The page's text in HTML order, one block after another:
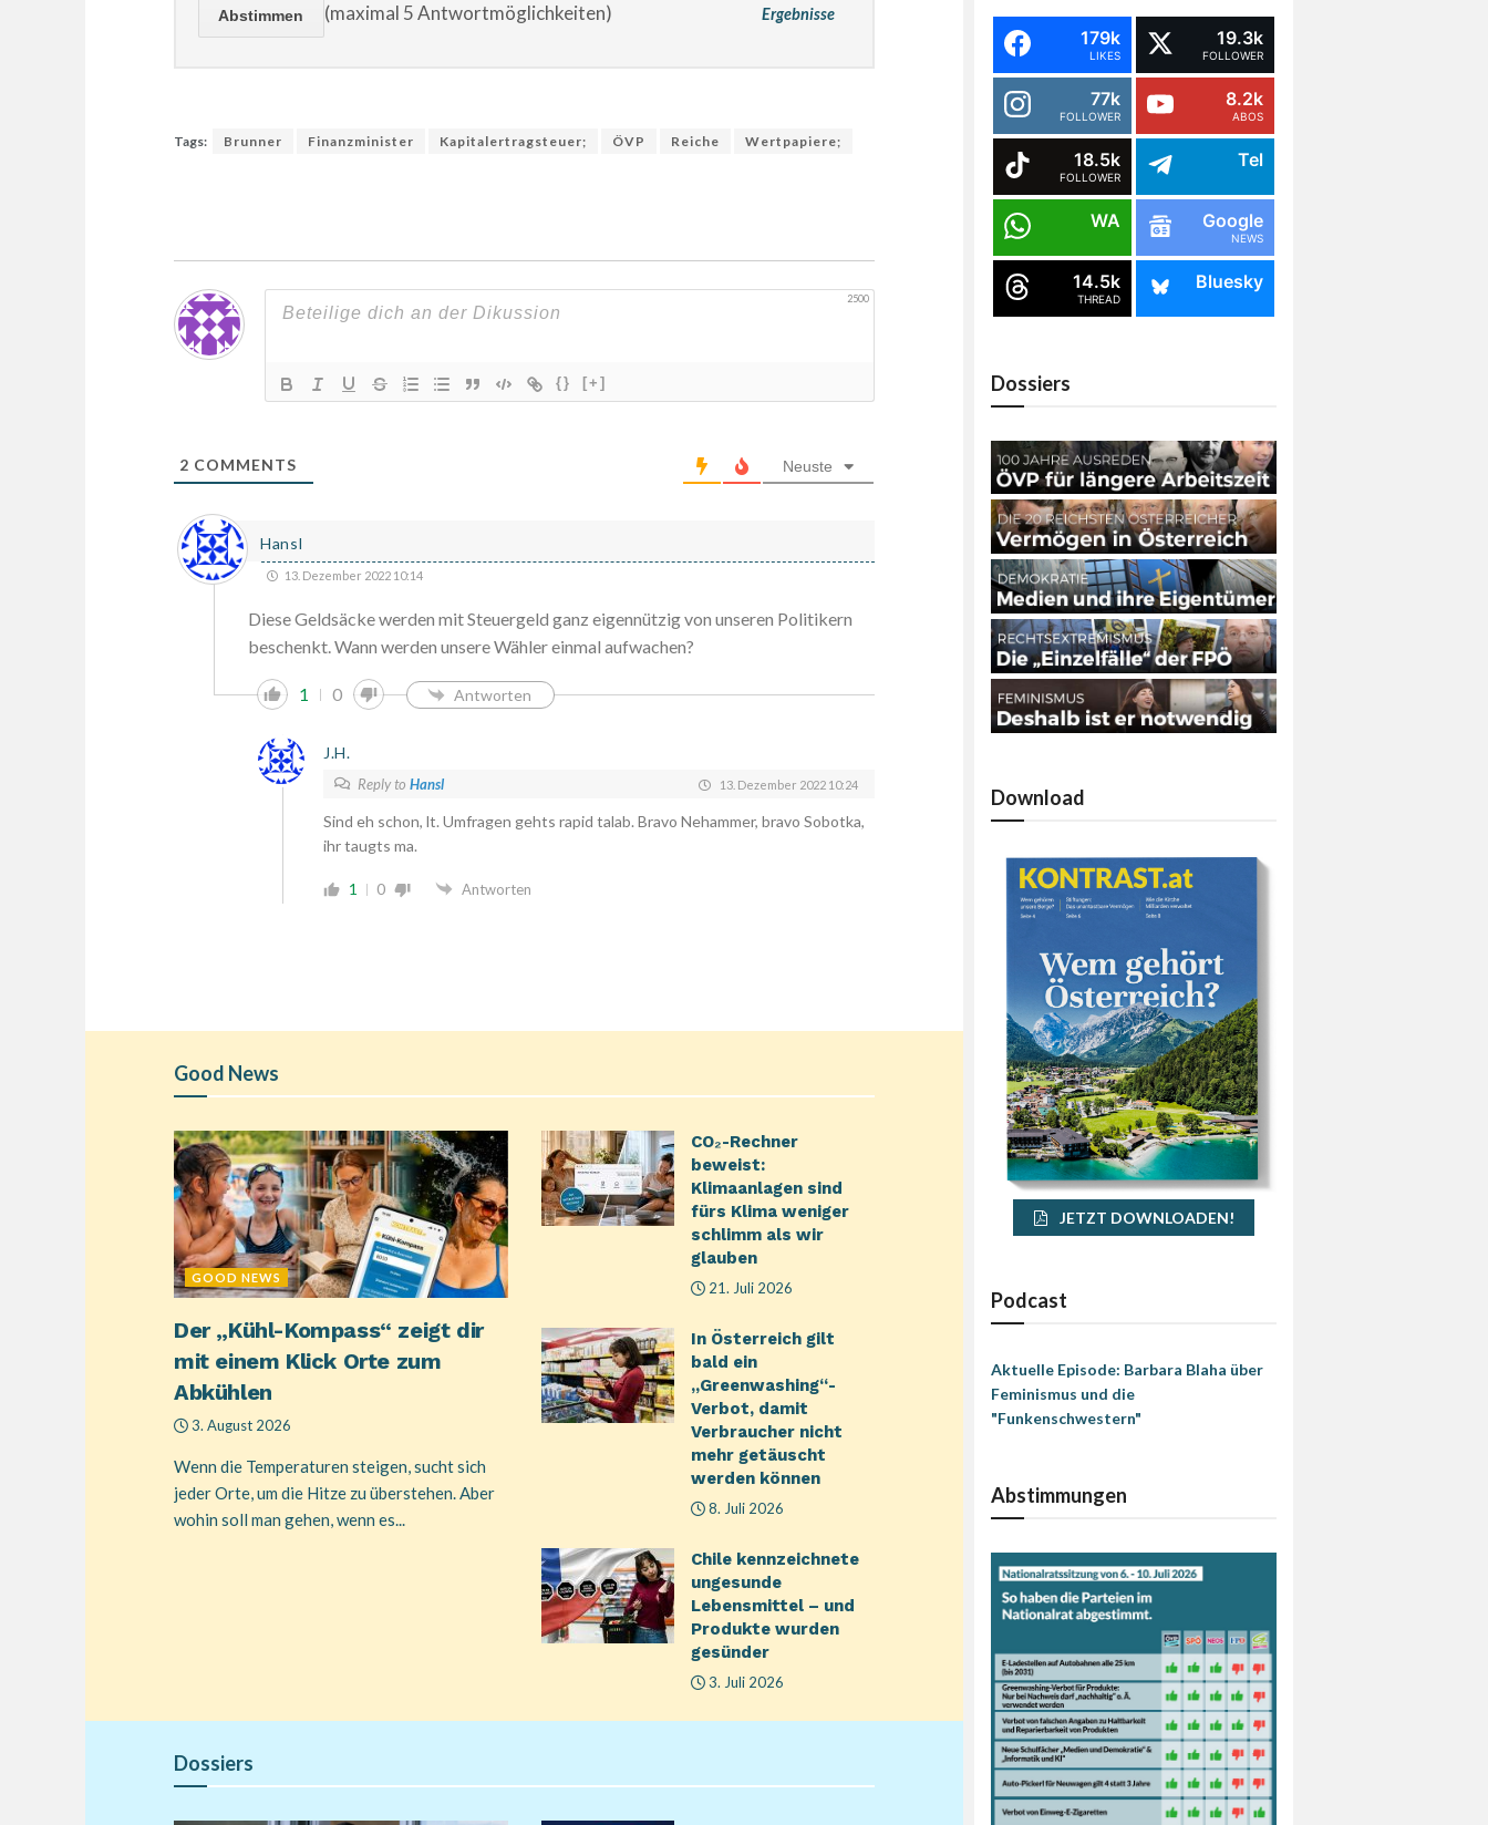
Ergebnisse
(maximal 5 Antwortmöglichkeiten)
Tags: Brunner Finanzminister Kapitalertragsteuer; ÖVP Reiche Wertpapiere;
2500
{} [+]
2 COMMENTS Neuste
Hansl
13. Dezember 2022 10:14
Diese Geldsäcke werden mit Steuergeld ganz eigennützig von unseren Politikern
beschenkt. Wann werden unsere Wähler einmal aufwachen?
1 0 Antworten
J.H.
Reply to Hansl 13. Dezember 2022 10:24
Sind eh schon, lt. Umfragen gehts rapid talab. Bravo Nehammer, bravo Sobotka,
ihr taugts ma.
1 0 Antworten
Good News
GOOD NEWS
Der „Kühl-Kompass“ zeigt dir
mit einem Klick Orte zum
Abkühlen
3. August 2026
Wenn die Temperaturen steigen, sucht sich
jeder Orte, um die Hitze zu überstehen. Aber
wohin soll man gehen, wenn es...
CO₂-Rechner
beweist:
Klimaanlagen sind
fürs Klima weniger
schlimm als wir
glauben
21. Juli 2026
In Österreich gilt
bald ein
„Greenwashing“-
Verbot, damit
Verbraucher nicht
mehr getäuscht
werden können
8. Juli 2026
Chile kennzeichnete
ungesunde
Lebensmittel – und
Produkte wurden
gesünder
3. Juli 2026
Dossiers
179k
LIKES
19.3k
FOLLOWER
77k
FOLLOWER
8.2k
ABOS
18.5k
FOLLOWER
Tel
WA Google
NEWS
14.5k
THREAD
Bluesky
Dossiers
Download
JETZT DOWNLOADEN!
Podcast
Aktuelle Episode: Barbara Blaha über
Feminismus und die
"Funkenschwestern"
Abstimmungen